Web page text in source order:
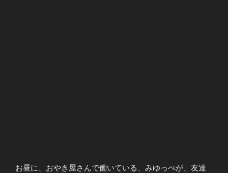
お昼に、おやき屋さんで働いている、みゆっぺが、友達